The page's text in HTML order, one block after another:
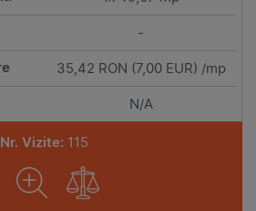
-
35,42 RON (7,00 EUR) /mp
N/A
Nr. Vizite: 115